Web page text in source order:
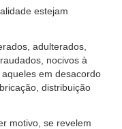
estejam
adulterados,
nocivos à
em desacordo
distribuição
motivo, se revelem